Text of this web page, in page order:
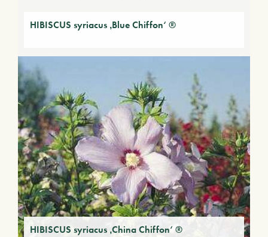
HIBISCUS syriacus ‚Blue Chiffon‘ ®
HIBISCUS syriacus ‚China Chiffon‘ ®